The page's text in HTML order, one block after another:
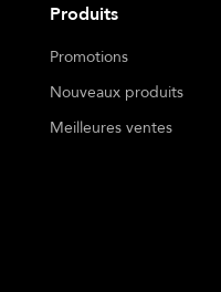
Produits
Promotions
Nouveaux produits
Meilleures ventes